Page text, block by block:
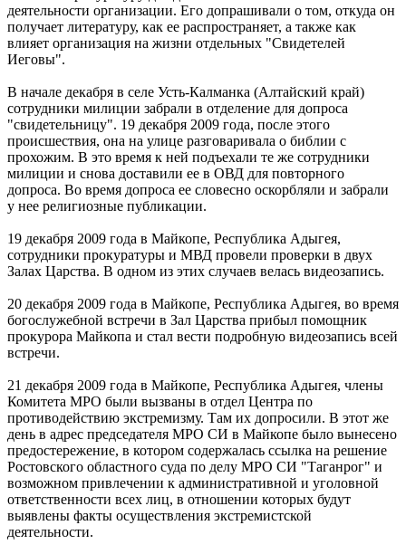
деятельности организации. Его допрашивали о том, откуда он
получает литературу, как ее распространяет, а также как
влияет организация на жизни отдельных "Свидетелей
Иеговы".
В начале декабря в селе Усть-Калманка (Алтайский край)
сотрудники милиции забрали в отделение для допроса
"свидетельницу". 19 декабря 2009 года, после этого
происшествия, она на улице разговаривала о библии с
прохожим. В это время к ней подъехали те же сотрудники
милиции и снова доставили ее в ОВД для повторного
допроса. Во время допроса ее словесно оскорбляли и забрали
у нее религиозные публикации.
19 декабря 2009 года в Майкопе, Республика Адыгея,
сотрудники прокуратуры и МВД провели проверки в двух
Залах Царства. В одном из этих случаев велась видеозапись.
20 декабря 2009 года в Майкопе, Республика Адыгея, во время
богослужебной встречи в Зал Царства прибыл помощник
прокурора Майкопа и стал вести подробную видеозапись всей
встречи.
21 декабря 2009 года в Майкопе, Республика Адыгея, члены
Комитета МРО были вызваны в отдел Центра по
противодействию экстремизму. Там их допросили. В этот же
день в адрес председателя МРО СИ в Майкопе было вынесено
предостережение, в котором содержалась ссылка на решение
Ростовского областного суда по делу МРО СИ "Таганрог" и
возможном привлечении к административной и уголовной
ответственности всех лиц, в отношении которых будут
выявлены факты осуществления экстремистской
деятельности.